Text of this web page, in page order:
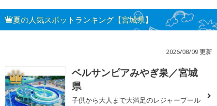
夏の人気スポットランキング【宮城県】
2026/08/09 更新
1
ベルサンピアみやぎ泉／宮城
県
子供から大人まで大満足のレジャープール